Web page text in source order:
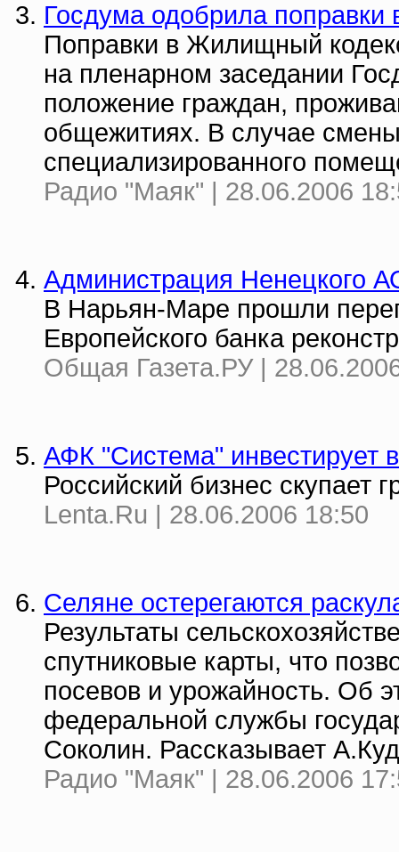
Госдума одобрила
Поправки в Жилищный
на пленарном заседании
положение граждан,
общежитиях. В случае
специализированного
Радио "Маяк" | 28.06.2006
Администрация Ненецкого
В Нарьян-Маре прошли
Европейского банка
Общая Газета.РУ |
АФК "Система" инвестирует
Российский бизнес скупает
Lenta.Ru | 28.06.2006 18:50
Селяне остерегаются
Результаты
спутниковые карты, что
посевов и урожайность. Об
федеральной службы
Соколин. Рассказывает
Радио "Маяк" | 28.06.2006